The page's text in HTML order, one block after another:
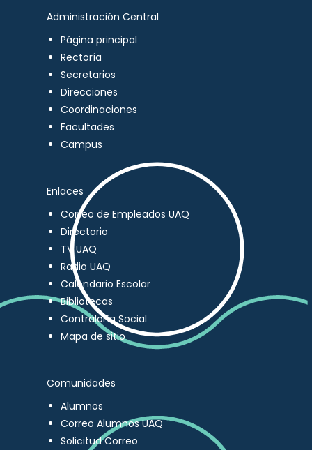
Administración Central
Página principal
Rectoría
Secretarios
Direcciones
Coordinaciones
Facultades
Campus
Enlaces
Correo de Empleados UAQ
Directorio
TV UAQ
Radio UAQ
Calendario Escolar
Bibliotecas
Contraloría Social
Mapa de sitio
Comunidades
Alumnos
Correo Alumnos UAQ
Solicitud Correo